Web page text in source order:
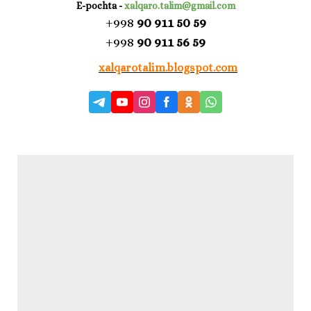
E-pochta -xalqaro.talim@gmail.com
+998 90 911 50 59
+998 90 911 56 59
xalqarotalim.blogspot.com